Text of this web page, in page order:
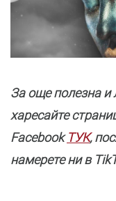
За още полезнa
харесайте
FacebookТУК,
намерете ни в